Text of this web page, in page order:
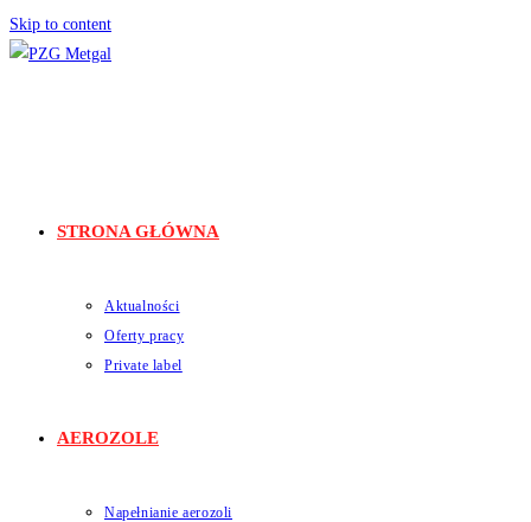
Skip to content
STRONA GŁÓWNA
Aktualności
Oferty pracy
Private label
AEROZOLE
Napełnianie aerozoli